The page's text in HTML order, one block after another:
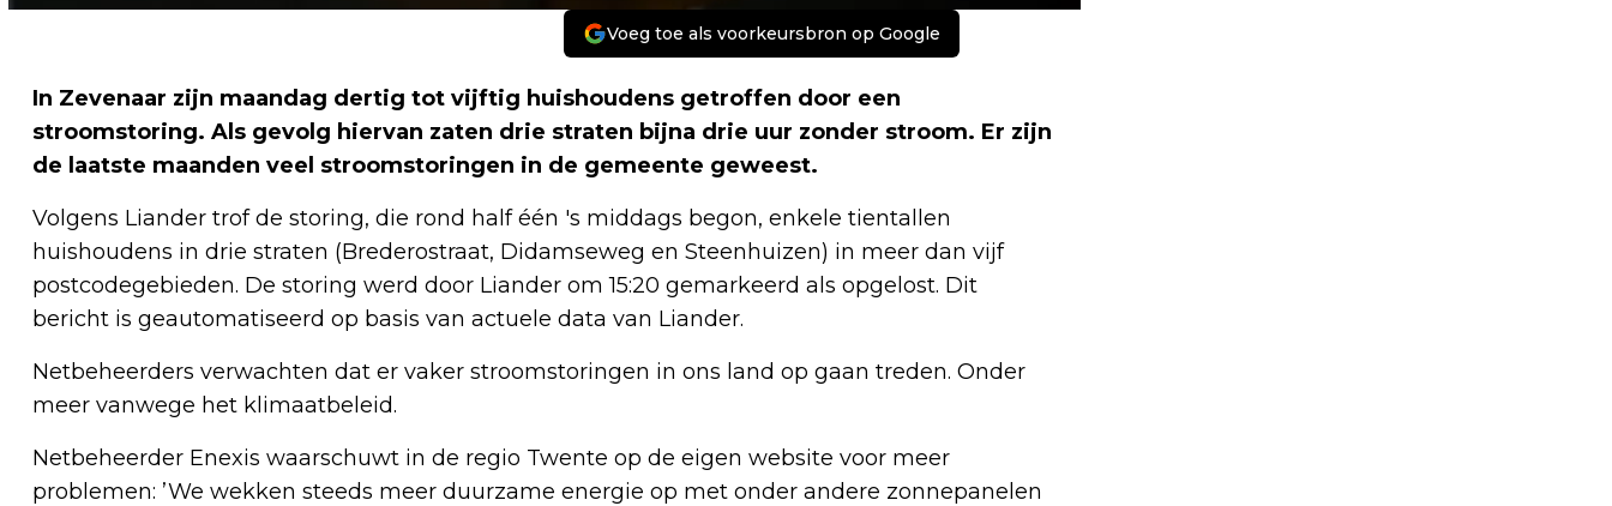
Voeg toe als voorkeursbron op Google
In Zevenaar zijn maandag dertig tot vijftig huishoudens getroffen door een
stroomstoring. Als gevolg hiervan zaten drie straten bijna drie uur zonder stroom. Er zijn
de laatste maanden veel stroomstoringen in de gemeente geweest.
Volgens Liander trof de storing, die rond half één 's middags begon, enkele tientallen
huishoudens in drie straten (Brederostraat, Didamseweg en Steenhuizen) in meer dan vijf
postcodegebieden. De storing werd door Liander om 15:20 gemarkeerd als opgelost. Dit
bericht is geautomatiseerd op basis van actuele data van Liander.
Netbeheerders verwachten dat er vaker stroomstoringen in ons land op gaan treden. Onder
meer vanwege het klimaatbeleid.
Netbeheerder Enexis waarschuwt in de regio Twente op de eigen website voor meer
problemen: ’We wekken steeds meer duurzame energie op met onder andere zonnepanelen